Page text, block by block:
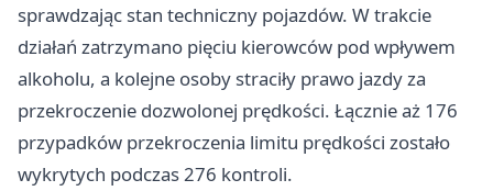
sprawdzając stan techniczny pojazdów. W trakcie
działań zatrzymano pięciu kierowców pod wpływem
alkoholu, a kolejne osoby straciły prawo jazdy za
przekroczenie dozwolonej prędkości. Łącznie aż 176
przypadków przekroczenia limitu prędkości zostało
wykrytych podczas 276 kontroli.